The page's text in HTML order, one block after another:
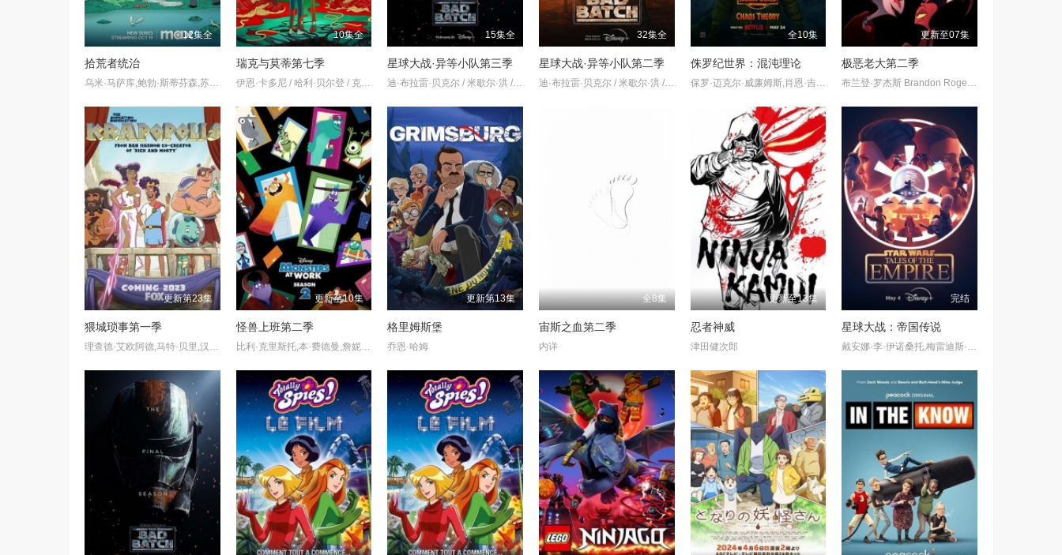
12集全
拾荒者统治
乌米·马萨库,鲍勃·斯蒂芬森,苏妮特·玛尼,泰德·特拉维尔斯特德,阿莉雅·肖卡特,宝拉雅娜·麦金托什,达什·威廉姆斯,弗莱迪·罗德里格兹,塞皮德·莫阿菲,斯凯勒·吉桑多
10集全
瑞克与莫蒂第七季
伊恩·卡多尼 / 哈利·贝尔登 / 克里斯·帕内尔 / 萨拉·乔克 / 斯宾瑟·格拉默
15集全
星球大战·异等小队第三季
迪·布拉雷·贝克尔 / 米歇尔·洪 / 凯莎·卡斯特-休伊斯 / 吉米·辛普森 / 诺希尔·达拉尔 / 旺达·塞克丝
32集全
星球大战·异等小队第二季
迪·布拉雷·贝克尔 / 米歇尔·洪 / 本·迪斯金 / 海伦·萨德勒 / 诺希尔·达拉尔
全10集
侏罗纪世界：混沌理论
保罗·迈克尔·威廉姆斯,肖恩·吉布朗尼,瑞恩·波特,莱妮·罗德里格兹
更新至07集
极恶老大第二季
布兰登·罗杰斯 Brandon Rogers,理查德·史蒂文·霍维茨,薇薇安·尼克松 Vivian Nixon,埃里卡·林德贝克 Erica Lindbeck,布莱斯·平卡姆 Bryce Pinkham
更新第23集
猥城琐事第一季
理查德·艾欧阿德,马特·贝里,汉娜·沃丁厄姆,帕姆·墨菲,Duncan Trussell,Pia Shah
更新至10集
怪兽上班第二季
比利·克里斯托,本·费德曼,詹妮佛·库里奇,瑞斯·达比,内森·菲利安,约翰·古德曼,贾内尔·詹姆斯 ,詹妮弗·路易斯,乔·洛·特鲁格里奥,鲍比·莫尼汉,保拉·佩尔,奥布瑞·普拉扎,丹尼·朴迪,Cody Rigsby,吉米·塔特罗,丹尼·特雷霍,艾伦·图代克,黄阿丽,杨伯文
更新第13集
格里姆斯堡
乔恩·哈姆
全8集
宙斯之血第二季
内详
更新至13集
忍者神威
津田健次郎
完结
星球大战：帝国传说
戴安娜·李·伊诺桑托,梅雷迪斯·萨拉格尔,詹森·艾萨克,莱亚·吉斯特德,拉斯·米克尔森,马修·伍德,Wing T. Chao